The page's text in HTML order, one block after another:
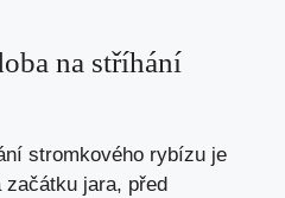
na stříhání
stromkového rybízu je
začátku jara, před